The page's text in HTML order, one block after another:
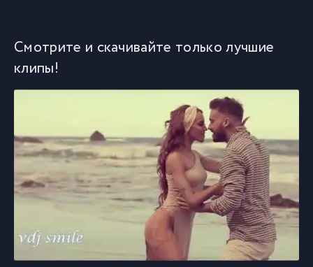
Смотрите и скачивайте только лучшие
клипы!